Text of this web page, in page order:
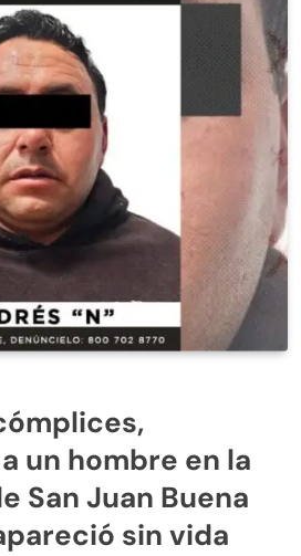
un hombre en la
San Juan Buena
sin vida